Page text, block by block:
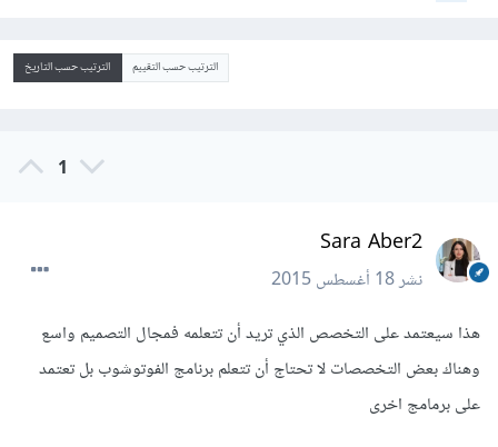
الترتيب حسب التقييم الترتيب حسب التاريخ
1
Sara Aber2
نشر18 أغسطس 2015
هذا سيعتمد على التخصص الذي تريد أن تتعلمه فمجال التصميم واسع
وهناك بعض التخصصات لا تحتاج أن تتعلم برنامج الفوتوشوب بل تعتمد
على برمامج اخرى